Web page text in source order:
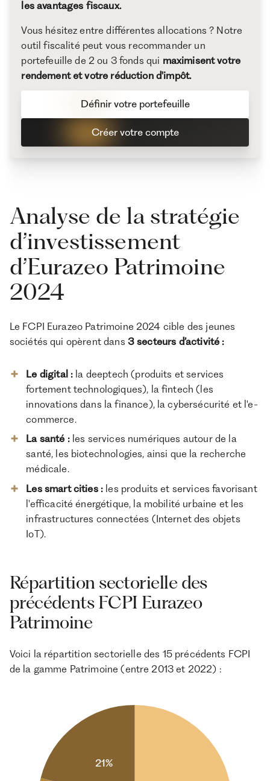
les avantages fiscaux.
Vous hésitez entre différentes allocations ? Notre
outil fiscalité peut vous recommander un
portefeuille de 2 ou 3 fonds qui maximisent votre
rendement et votre réduction d'impôt.
Créer votre compte
Définir votre portefeuille
Analyse de la stratégie
d’investissement
d’Eurazeo Patrimoine
2024
Le FCPI Eurazeo Patrimoine 2024 cible des jeunes
sociétés qui opèrent dans 3 secteurs d’activité :
Le digital : la deeptech (produits et services
fortement technologiques), la fintech (les
innovations dans la finance), la cybersécurité et l'e-
commerce.
La santé :les services numériques autour de la
santé, les biotechnologies, ainsi que la recherche
médicale.
Les smart cities : les produits et services favorisant
l'efficacité énergétique, la mobilité urbaine et les
infrastructures connectées (Internet des objets
IoT).
Répartition sectorielle des
précédents FCPI Eurazeo
Patrimoine
Voici la répartition sectorielle des 15 précédents FCPI
de la gamme Patrimoine (entre 2013 et 2022) :